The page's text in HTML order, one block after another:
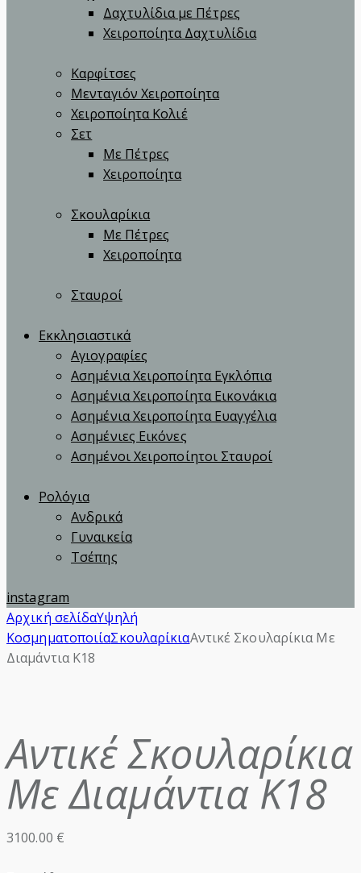
Δαχτυλίδια με Πέτρες
Χειροποίητα Δαχτυλίδια
Καρφίτσες
Μενταγιόν Χειροποίητα
Χειροποίητα Κολιέ
Σετ
Με Πέτρες
Χειροποίητα
Σκουλαρίκια
Με Πέτρες
Χειροποίητα
Σταυροί
Εκκλησιαστικά
Αγιογραφίες
Ασημένια Χειροποίητα Εγκλόπια
Ασημένια Χειροποίητα Εικονάκια
Ασημένια Χειροποίητα Ευαγγέλια
Ασημένιες Εικόνες
Ασημένοι Χειροποίητοι Σταυροί
Ρολόγια
Ανδρικά
Γυναικεία
Τσέπης
instagram
Αρχική σελίδαΥψηλή
ΚοσμηματοποιίαΣκουλαρίκιαΑντικέ Σκουλαρίκια Με
Διαμάντια Κ18
Αντικέ Σκουλαρίκια
Με Διαμάντια Κ18
3100.00 €